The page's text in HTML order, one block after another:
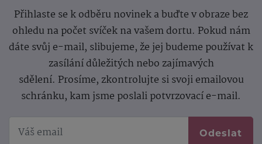
Přihlaste se k odběru novinek a buďte v obraze bez
ohledu na počet svíček na vašem dortu. Pokud nám
dáte svůj e-mail, slibujeme, že jej budeme používat k
zasílání důležitých nebo zajímavých
sdělení. Prosíme, zkontrolujte si svoji emailovou
schránku, kam jsme poslali potvrzovací e-mail.
Odeslat